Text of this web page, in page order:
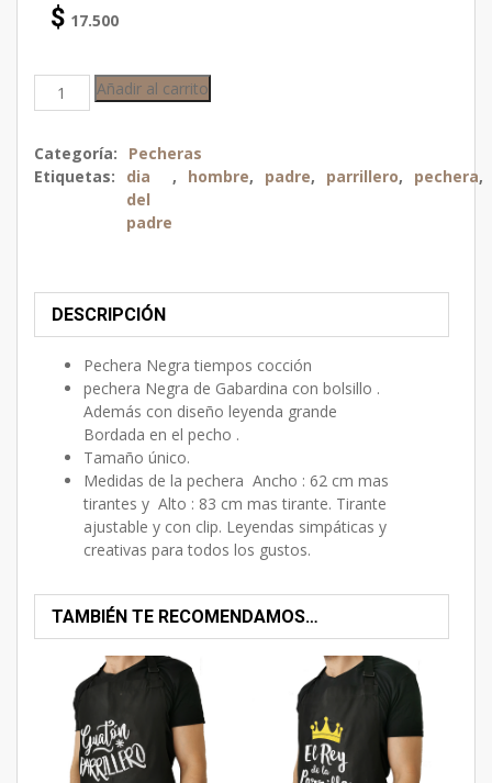
$ 17.500
Añadir al carrito
Categoría:
Pecheras
Etiquetas:
dia
del
padre
, hombre, padre, parrillero, pechera,
DESCRIPCIÓN
Pechera Negra tiempos cocción
pechera Negra de Gabardina con bolsillo .
Además con diseño leyenda grande
Bordada en el pecho .
Tamaño único.
Medidas de la pechera Ancho : 62 cm mas
tirantes y Alto : 83 cm mas tirante. Tirante
ajustable y con clip. Leyendas simpáticas y
creativas para todos los gustos.
TAMBIÉN TE RECOMENDAMOS…